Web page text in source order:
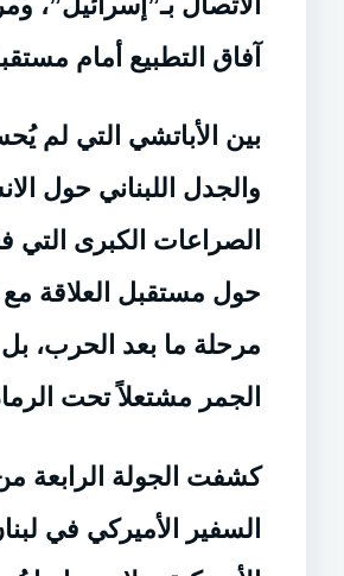
آفاق التطبيع أمام
بين الأباتشي التي لم
والجدل اللبناني حول
الصراعات الكبرى التي
حول مستقبل العلاقة
مرحلة ما بعد الحرب،
الجمر مشتعلاً تحت
كشفت الجولة الرابعة
السفير الأميركي في